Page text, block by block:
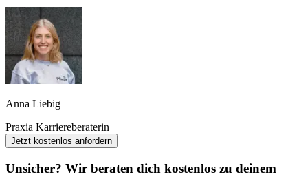
Anna Liebig
Praxia Karriereberaterin
Jetzt kostenlos anfordern
Unsicher? Wir beraten dich kostenlos zu deinem